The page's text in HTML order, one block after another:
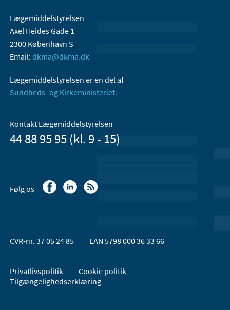
Lægemiddelstyrelsen
Axel Heides Gade 1
2300 København S
Email: dkma@dkma.dk
Lægemiddelstyrelsen er en del af
Sundheds- og Kirkeministeriet.
Kontakt Lægemiddelstyrelsen
44 88 95 95 (kl. 9 - 15)
Følg os
CVR-nr. 37 05 24 85 EAN 5798 000 36 33 66
Privatlivspolitik
Cookie politik
Tilgængelighedserklæring